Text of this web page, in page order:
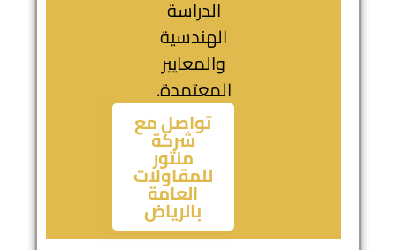
الدراسة
الهندسية
والمعايير
المعتمدة.
تواصل مع
شركة
منتور
للمقاولات
العامة
بالرياض